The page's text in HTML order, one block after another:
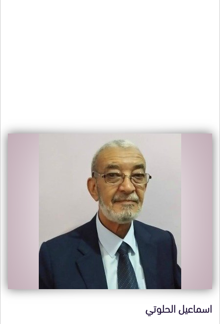
اسماعيل الحلوتي